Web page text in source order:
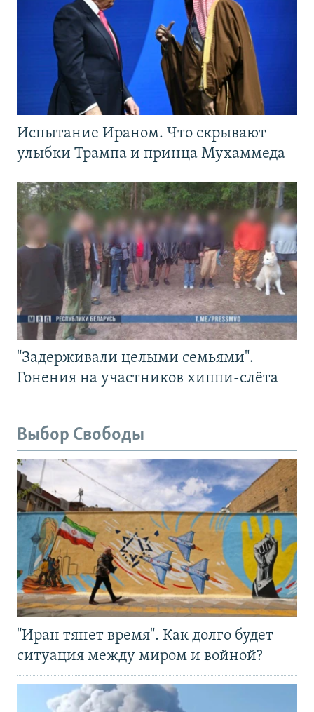
Испытание Ираном. Что скрывают
улыбки Трампа и принца Мухаммеда
"Задерживали целыми семьями".
Гонения на участников хиппи-слёта
Выбор Свободы
"Иран тянет время". Как долго будет
ситуация между миром и войной?